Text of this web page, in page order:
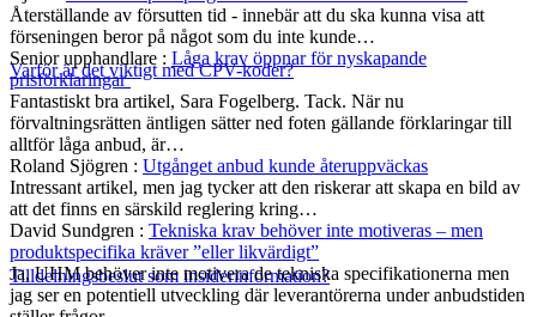
Varför är det viktigt med CPV-koder?
Tilldelningsbeslut som insiderinformation?
Återställande av försutten tid - innebär att du ska kunna visa att
förseningen beror på något som du inte kunde…
Senior upphandlare : Låga krav öppnar för nyskapande
prisförklaringar
Fantastiskt bra artikel, Sara Fogelberg. Tack. När nu
förvaltningsrätten äntligen sätter ned foten gällande förklaringar till
alltför låga anbud, är…
Roland Sjögren : Utgånget anbud kunde återuppväckas
Intressant artikel, men jag tycker att den riskerar att skapa en bild av
att det finns en särskild reglering kring…
David Sundgren : Tekniska krav behöver inte motiveras – men
produktspecifika kräver ”eller likvärdigt”
Ja, UHM behöver inte motivera de tekniska specifikationerna men
jag ser en potentiell utveckling där leverantörerna under anbudstiden